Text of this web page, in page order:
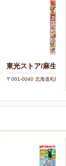
東光ストア/麻生店
〒001-0040 北海道札幌